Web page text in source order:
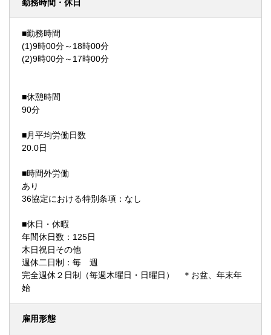
勤務時間・休日
■勤務時間
(1)9時00分～18時00分
(2)9時00分～17時00分
■休憩時間
90分
■月平均労働日数
20.0日
■時間外労働
あり
36協定における特別条項：なし
■休日・休暇
年間休日数：125日
木日祝日その他
週休二日制：毎 週
完全週休２日制（毎週木曜日・日曜日） ＊お盆、年末年
始
雇用形態